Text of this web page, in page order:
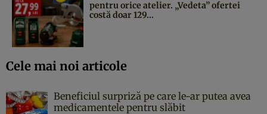
pentru orice atelier. „Vedeta” ofertei
costă doar 129...
Cele mai noi articole
Beneficiul surpriză pe care le-ar putea avea
medicamentele pentru slăbit